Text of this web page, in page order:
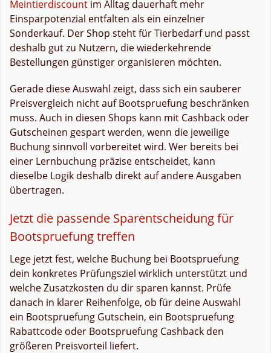
Meintierdiscount im Alltag dauerhaft mehr
Einsparpotenzial entfalten als ein einzelner
Sonderkauf. Der Shop steht für Tierbedarf und passt
deshalb gut zu Nutzern, die wiederkehrende
Bestellungen günstiger organisieren möchten.
Gerade diese Auswahl zeigt, dass sich ein sauberer
Preisvergleich nicht auf Bootspruefung beschränken
muss. Auch in diesen Shops kann mit Cashback oder
Gutscheinen gespart werden, wenn die jeweilige
Buchung sinnvoll vorbereitet wird. Wer bereits bei
einer Lernbuchung präzise entscheidet, kann
dieselbe Logik deshalb direkt auf andere Ausgaben
übertragen.
Jetzt die passende Sparentscheidung für
Bootspruefung treffen
Lege jetzt fest, welche Buchung bei Bootspruefung
dein konkretes Prüfungsziel wirklich unterstützt und
welche Zusatzkosten du dir sparen kannst. Prüfe
danach in klarer Reihenfolge, ob für deine Auswahl
ein Bootspruefung Gutschein, ein Bootspruefung
Rabattcode oder Bootspruefung Cashback den
größeren Preisvorteil liefert.